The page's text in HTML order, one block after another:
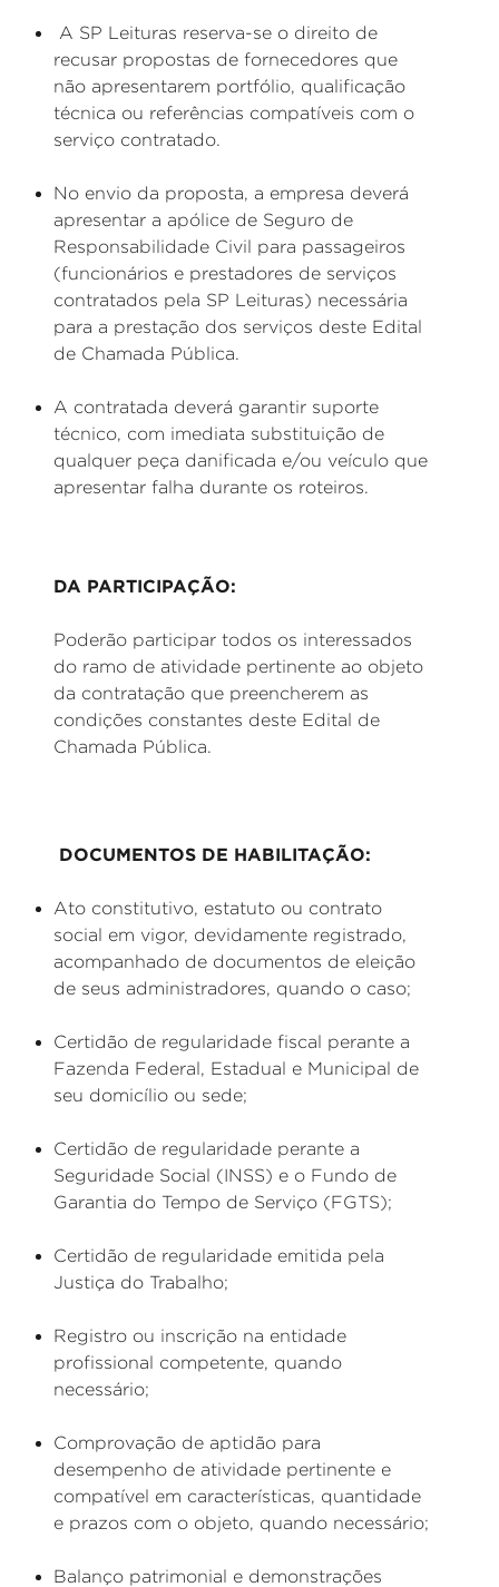
A SP Leituras reserva-se o direito de
recusar propostas de fornecedores que
não apresentarem portfólio, qualificação
técnica ou referências compatíveis com o
serviço contratado.
No envio da proposta, a empresa deverá
apresentar a apólice de Seguro de
Responsabilidade Civil para passageiros
(funcionários e prestadores de serviços
contratados pela SP Leituras) necessária
para a prestação dos serviços deste Edital
de Chamada Pública.
A contratada deverá garantir suporte
técnico, com imediata substituição de
qualquer peça danificada e/ou veículo que
apresentar falha durante os roteiros.
DA PARTICIPAÇÃO:
Poderão participar todos os interessados
do ramo de atividade pertinente ao objeto
da contratação que preencherem as
condições constantes deste Edital de
Chamada Pública.
DOCUMENTOS DE HABILITAÇÃO:
Ato constitutivo, estatuto ou contrato
social em vigor, devidamente registrado,
acompanhado de documentos de eleição
de seus administradores, quando o caso;
Certidão de regularidade fiscal perante a
Fazenda Federal, Estadual e Municipal de
seu domicílio ou sede;
Certidão de regularidade perante a
Seguridade Social (INSS) e o Fundo de
Garantia do Tempo de Serviço (FGTS);
Certidão de regularidade emitida pela
Justiça do Trabalho;
Registro ou inscrição na entidade
profissional competente, quando
necessário;
Comprovação de aptidão para
desempenho de atividade pertinente e
compatível em características, quantidade
e prazos com o objeto, quando necessário;
Balanço patrimonial e demonstrações